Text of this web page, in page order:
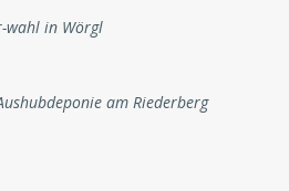
wahl in Wörgl
am Riederberg